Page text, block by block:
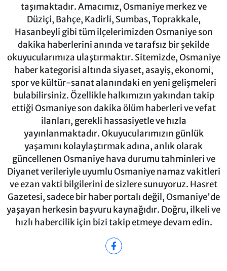
taşımaktadır. Amacımız, Osmaniye merkez ve
Düziçi, Bahçe, Kadirli, Sumbas, Toprakkale,
Hasanbeyli gibi tüm ilçelerimizden Osmaniye son
dakika haberlerini anında ve tarafsız bir şekilde
okuyucularımıza ulaştırmaktır. Sitemizde, Osmaniye
haber kategorisi altında siyaset, asayiş, ekonomi,
spor ve kültür-sanat alanındaki en yeni gelişmeleri
bulabilirsiniz. Özellikle halkımızın yakından takip
ettiği Osmaniye son dakika ölüm haberleri ve vefat
ilanları, gerekli hassasiyetle ve hızla
yayınlanmaktadır. Okuyucularımızın günlük
yaşamını kolaylaştırmak adına, anlık olarak
güncellenen Osmaniye hava durumu tahminleri ve
Diyanet verileriyle uyumlu Osmaniye namaz vakitleri
ve ezan vakti bilgilerini de sizlere sunuyoruz. Hasret
Gazetesi, sadece bir haber portalı değil, Osmaniye'de
yaşayan herkesin başvuru kaynağıdır. Doğru, ilkeli ve
hızlı habercilik için bizi takip etmeye devam edin.